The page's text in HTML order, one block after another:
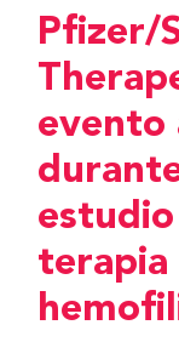
Pfizer/
evento
terapia